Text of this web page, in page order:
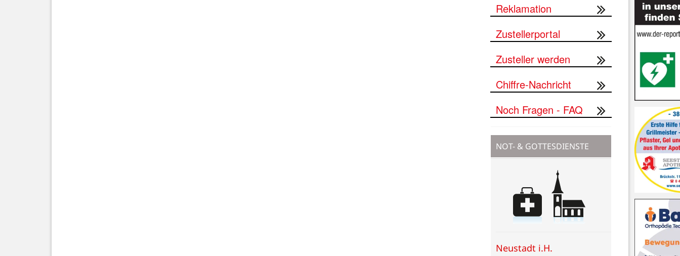
Reklamation
Zustellerportal
Zusteller werden
Chiffre-Nachricht
Noch Fragen - FAQ
NOT- & GOTTESDIENSTE
Neustadt i.H.